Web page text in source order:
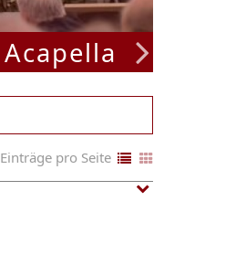
Acapella Week
Einträge pro Seite